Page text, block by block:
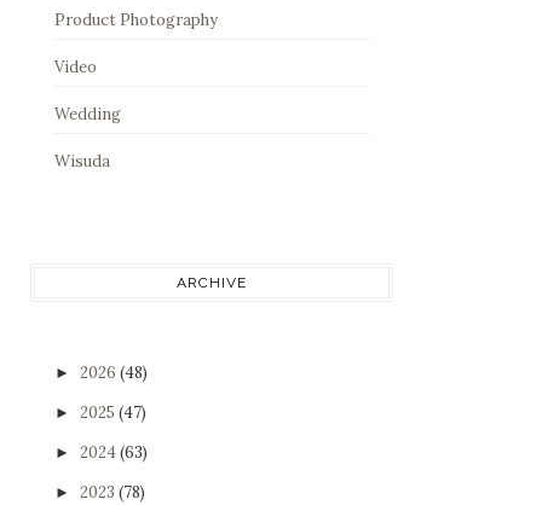
Product Photography
Video
Wedding
Wisuda
ARCHIVE
► 2026 (48)
► 2025 (47)
► 2024(63)
► 2023 (78)